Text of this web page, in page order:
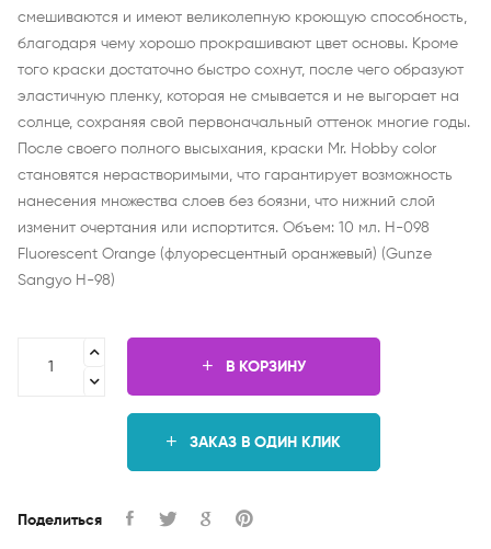
смешиваются и имеют великолепную кроющую способность,
благодаря чему хорошо прокрашивают цвет основы. Кроме
того краски достаточно быстро сохнут, после чего образуют
эластичную пленку, которая не смывается и не выгорает на
солнце, сохраняя свой первоначальный оттенок многие годы.
После своего полного высыхания, краски Mr. Hobby color
становятся нерастворимыми, что гарантирует возможность
нанесения множества слоев без боязни, что нижний слой
изменит очертания или испортится. Объем: 10 мл. H-098
Fluorescent Orange (флуоресцентный оранжевый) (Gunze
Sangyo H-98)
В КОРЗИНУ
ЗАКАЗ В ОДИН КЛИК
Поделиться